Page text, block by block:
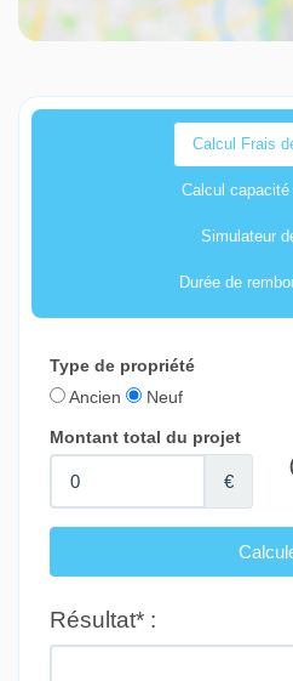
Calcul Frais
Calcul capacité
Simulateur
Durée de